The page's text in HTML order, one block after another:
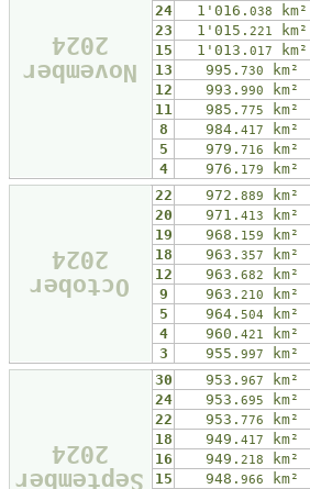
November
2024
24
1'016. 038 km²
23
1'015. 221 km²
15
1'013. 017 km²
13
995. 730 km²
12
993. 990 km²
11
985. 775 km²
8
984. 417 km²
5
979. 716 km²
4
976. 179 km²
October
2024
22 972. 889 km²
20
971. 413 km²
19
968. 159 km²
18
963. 357 km²
12
963. 682 km²
9
963. 210 km²
5
964. 504 km²
4
960. 421 km²
3
955. 997 km²
September
2024
30 953. 967 km²
24
953. 695 km²
22
953. 776 km²
18
949. 417 km²
16
949. 218 km²
15
948. 966 km²